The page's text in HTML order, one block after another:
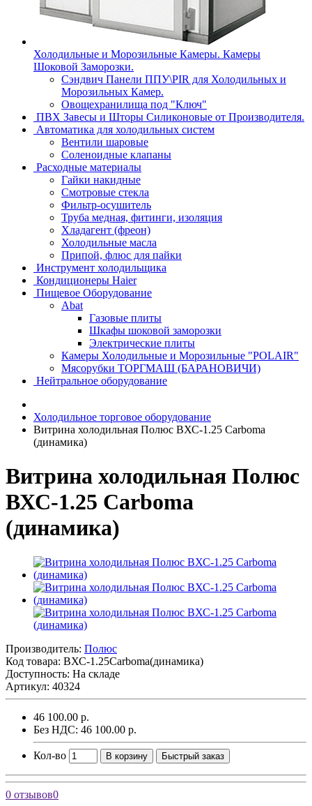
Холодильные и Морозильные Камеры. Камеры
Шоковой Заморозки.
Сэндвич Панели ППУ\PIR для Холодильных и
Морозильных Камер.
Овощехранилища под "Ключ"
ПВХ Завесы и Шторы Силиконовые от Производителя.
Автоматика для холодильных систем
Вентили шаровые
Соленоидные клапаны
Расходные материалы
Гайки накидные
Смотровые стекла
Фильтр-осушитель
Труба медная, фитинги, изоляция
Хладагент (фреон)
Холодильные масла
Припой, флюс для пайки
Инструмент холодильщика
Кондиционеры Haier
Пищевое Оборудование
Abat
Газовые плиты
Шкафы шоковой заморозки
Электрические плиты
Камеры Холодильные и Морозильные "POLAIR"
Мясорубки ТОРГМАШ (БАРАНОВИЧИ)
Нейтральное оборудование
Холодильное торговое оборудование
Витрина холодильная Полюс ВХС-1.25 Carboma
(динамика)
Витрина холодильная Полюс
ВХС-1.25 Carboma
(динамика)
Производитель: Полюс
Код товара: ВХС-1.25Carboma(динамика)
Доступность: На складе
Артикул: 40324
46 100.00 р.
Без НДС: 46 100.00 р.
Кол-во В корзину Быстрый заказ
0 отзывов0